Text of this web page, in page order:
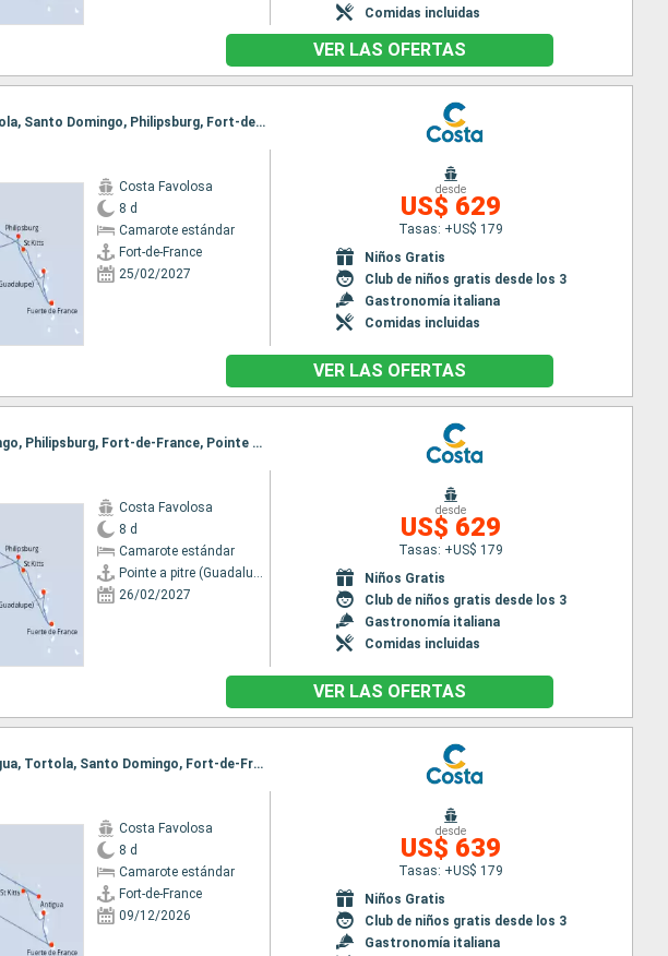
Comidas incluidas
VER LAS OFERTAS
Itinerario : Fort-de-France, Pointe a pitre (Guadalupe), St Kitts, Tortola, Santo Domingo, Philipsburg, Fort-de-France
Costa Favolosa
8 d
Camarote estándar
Fort-de-France
25/02/2027
desde
US$ 629
Tasas: +US$ 179
Niños Gratis
Club de niños gratis desde los 3
Gastronomía italiana
Comidas incluidas
VER LAS OFERTAS
Itinerario : Pointe a pitre (Guadalupe), St Kitts, Tortola, Santo Domingo, Philipsburg, Fort-de-France, Pointe a pitre (Guadalupe)
Costa Favolosa
8 d
Camarote estándar
Pointe a pitre (Guadalupe)
26/02/2027
desde
US$ 629
Tasas: +US$ 179
Niños Gratis
Club de niños gratis desde los 3
Gastronomía italiana
Comidas incluidas
VER LAS OFERTAS
Itinerario : Fort-de-France, Pointe a pitre (Guadalupe), St Kitts, Antigua, Tortola, Santo Domingo, Fort-de-France
Costa Favolosa
8 d
Camarote estándar
Fort-de-France
09/12/2026
desde
US$ 639
Tasas: +US$ 179
Niños Gratis
Club de niños gratis desde los 3
Gastronomía italiana